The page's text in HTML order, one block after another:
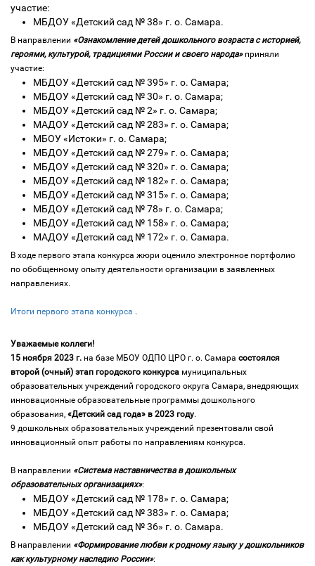
участие:
МБДОУ «Детский сад № 38» г. о. Самара.
В направлении «Ознакомление детей дошкольного возраста с историей,
героями, культурой, традициями России и своего народа»приняли
участие:
МБДОУ «Детский сад № 395» г. о. Самара;
МБДОУ «Детский сад № 30» г. о. Самара;
МБДОУ «Детский сад № 2» г. о. Самара;
МАДОУ «Детский сад № 283» г. о. Самара;
МБОУ «Истоки» г. о. Самара;
МБДОУ «Детский сад № 279» г. о. Самара;
МБДОУ «Детский сад № 320» г. о. Самара;
МБДОУ «Детский сад № 182» г. о. Самара;
МБДОУ «Детский сад № 315» г. о. Самара;
МБДОУ «Детский сад № 78» г. о. Самара;
МБДОУ «Детский сад № 158» г. о. Самара;
МАДОУ «Детский сад № 172» г. о. Самара.
В ходе первого этапа конкурса жюри оценило электронное портфолио
по обобщенному опыту деятельности организации в заявленных
направлениях.
Итоги первого этапа конкурса .
Уважаемые коллеги!
15 ноября 2023 г. на базе МБОУ ОДПО ЦРО г. о. Самара состоялся
второй (очный) этап городского конкурса муниципальных
образовательных учреждений городского округа Самара, внедряющих
инновационные образовательные программы дошкольного
образования, «Детский сад года» в 2023 году.
9 дошкольных образовательных учреждений презентовали свой
инновационный опыт работы по направлениям конкурса.
В направлении «Система наставничества в дошкольных
образовательных организациях»:
МБДОУ «Детский сад № 178» г. о. Самара;
МБДОУ «Детский сад № 383» г. о. Самара;
МБДОУ «Детский сад № 36» г. о. Самара.
В направлении «Формирование любви к родному языку у дошкольников
как культурному наследию России»: